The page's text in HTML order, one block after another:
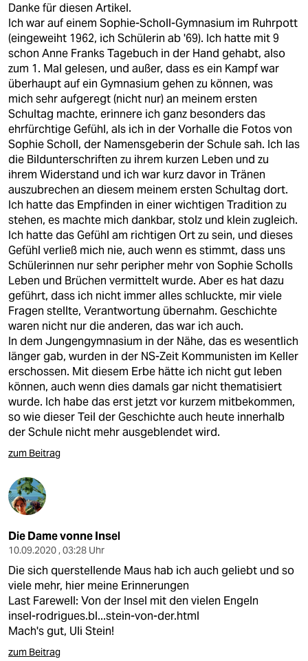
abo
genossenschaft
epaper login
Danke für diesen Artikel.
Ich war auf einem Sophie-Scholl-Gymnasium im Ruhrpott
(eingeweiht 1962, ich Schülerin ab '69). Ich hatte mit 9
schon Anne Franks Tagebuch in der Hand gehabt, also
zum 1. Mal gelesen, und außer, dass es ein Kampf war
überhaupt auf ein Gymnasium gehen zu können, was
mich sehr aufgeregt (nicht nur) an meinem ersten
Schultag machte, erinnere ich ganz besonders das
ehrfürchtige Gefühl, als ich in der Vorhalle die Fotos von
Sophie Scholl, der Namensgeberin der Schule sah. Ich las
die Bildunterschriften zu ihrem kurzen Leben und zu
ihrem Widerstand und ich war kurz davor in Tränen
auszubrechen an diesem meinem ersten Schultag dort.
Ich hatte das Empfinden in einer wichtigen Tradition zu
stehen, es machte mich dankbar, stolz und klein zugleich.
Ich hatte das Gefühl am richtigen Ort zu sein, und dieses
Gefühl verließ mich nie, auch wenn es stimmt, dass uns
Schülerinnen nur sehr peripher mehr von Sophie Scholls
Leben und Brüchen vermittelt wurde. Aber es hat dazu
geführt, dass ich nicht immer alles schluckte, mir viele
Fragen stellte, Verantwortung übernahm. Geschichte
waren nicht nur die anderen, das war ich auch.
In dem Jungengymnasium in der Nähe, das es wesentlich
länger gab, wurden in der NS-Zeit Kommunisten im Keller
erschossen. Mit diesem Erbe hätte ich nicht gut leben
können, auch wenn dies damals gar nicht thematisiert
wurde. Ich habe das erst jetzt vor kurzem mitbekommen,
so wie dieser Teil der Geschichte auch heute innerhalb
der Schule nicht mehr ausgeblendet wird.
zum Beitrag
Die Dame vonne Insel
10.09.2020 , 03:28 Uhr
Die sich querstellende Maus hab ich auch geliebt und so
viele mehr, hier meine Erinnerungen
Last Farewell: Von der Insel mit den vielen Engeln
insel-rodrigues.bl...stein-von-der.html
Mach's gut, Uli Stein!
zum Beitrag